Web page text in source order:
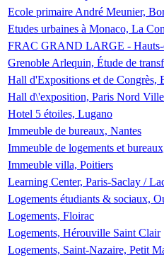
Ecole primaire André Meunier,
Etudes urbaines à Monaco, La
FRAC GRAND LARGE - Hauts-
Grenoble Arlequin, Étude de
Hall d'Expositions et de Congrès,
Hall d\'exposition, Paris Nord
Hotel 5 étoiles, Lugano
Immeuble de bureaux, Nantes
Immeuble de logements et
Immeuble villa, Poitiers
Learning Center, Paris-Saclay /
Logements étudiants & sociaux,
Logements, Floirac
Logements, Hérouville Saint Clair
Logements, Saint-Nazaire, Petit